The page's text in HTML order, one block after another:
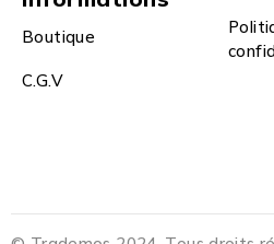
Boutique
C.G.V